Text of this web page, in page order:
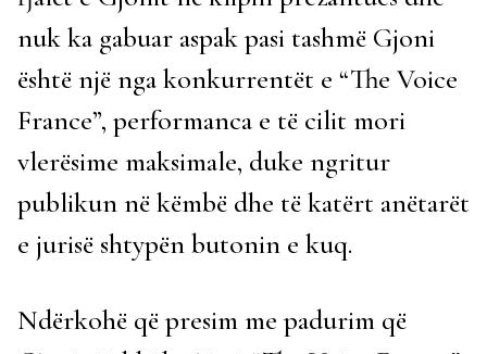
nuk ka gabuar aspak pasi tashmë Gjoni
është një nga konkurrentët e “The Voice
France”, performanca e të cilit mori
vlerësime maksimale, duke ngritur
publikun në këmbë dhe të katërt anëtarët
e jurisë shtypën butonin e kuq.
Ndërkohë që presim me padurim që